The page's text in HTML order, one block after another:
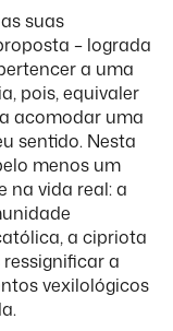
suas
– lograda
a uma
pois, equivaler
acomodar uma
sentido. Nesta
menos um
na vida real: a
a cipriota
a
vexilológicos